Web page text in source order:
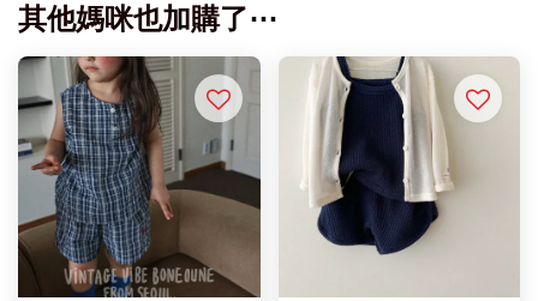
其他媽咪也加購了⋯